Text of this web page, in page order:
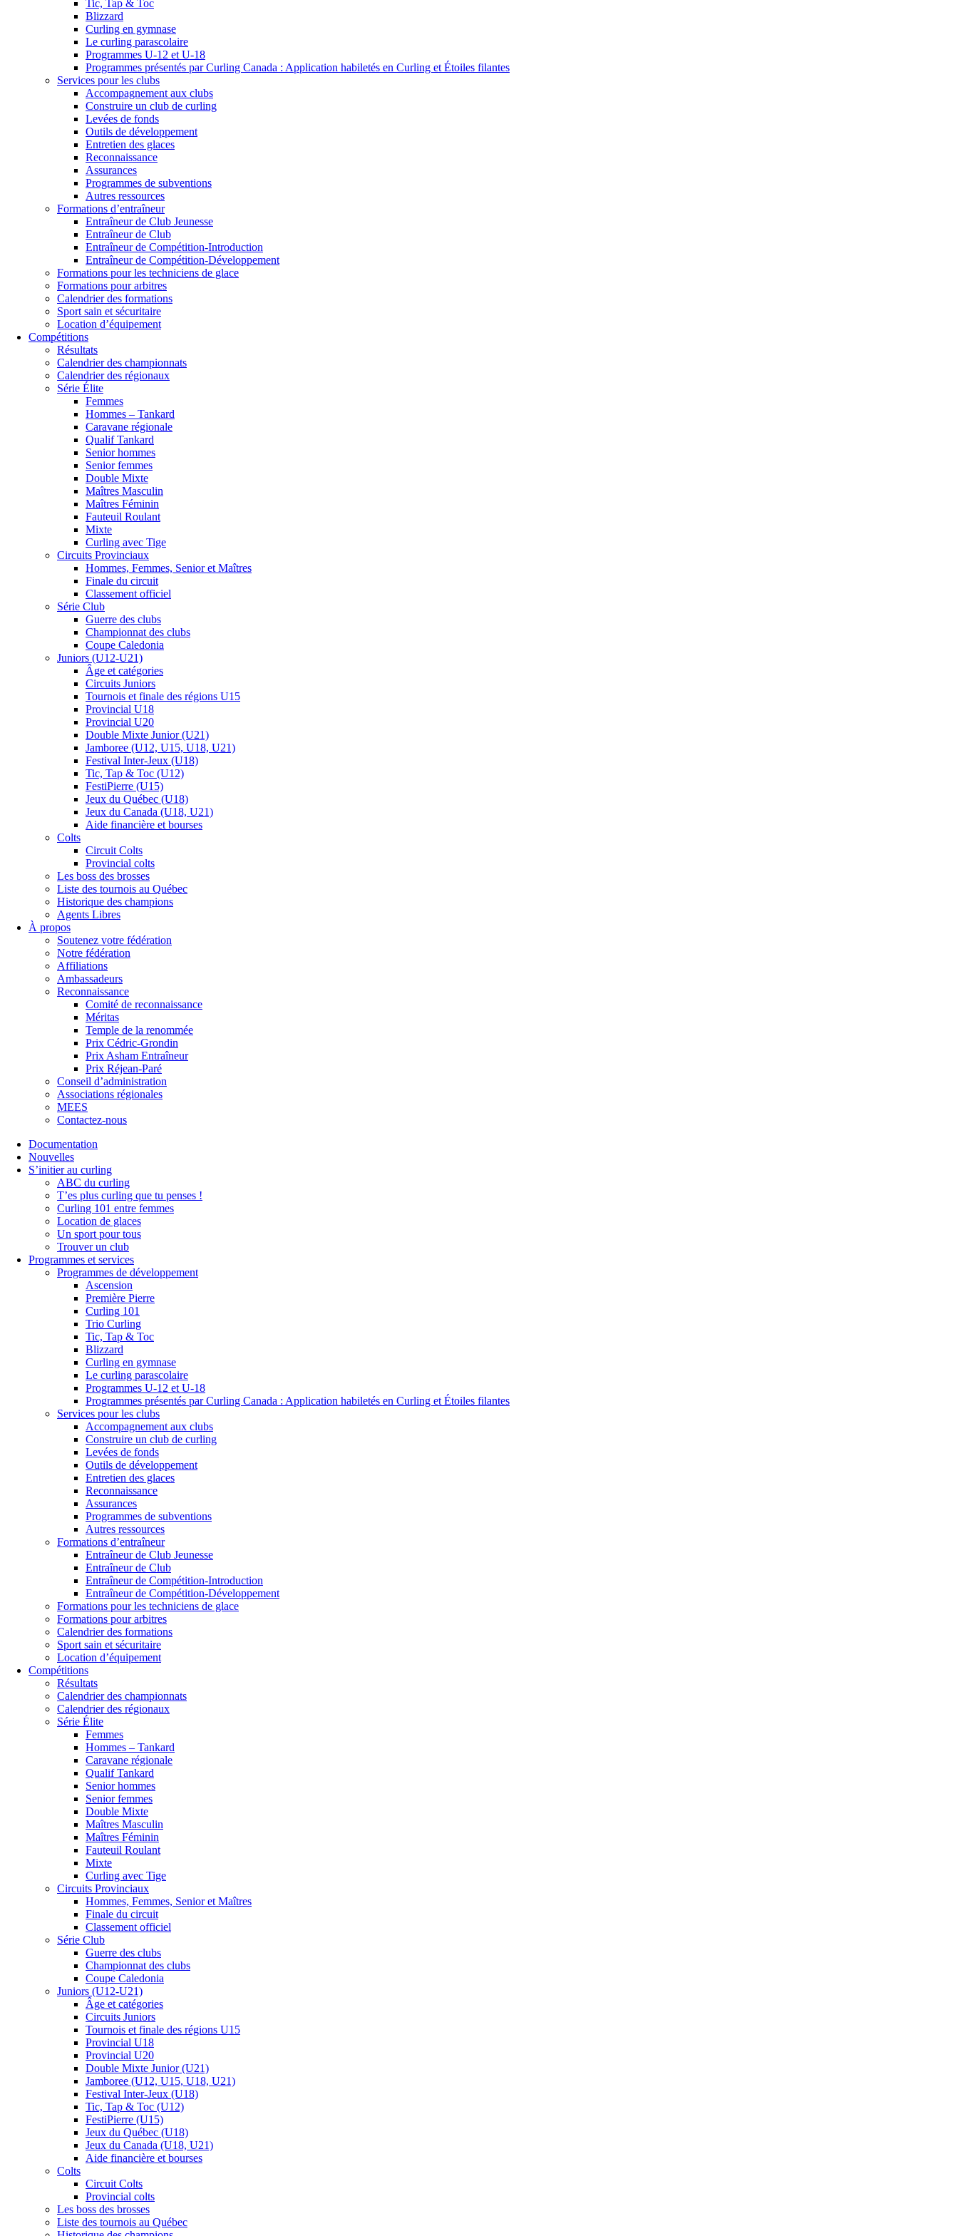
Tic, Tap & Toc
Blizzard
Curling en gymnase
Le curling parascolaire
Programmes U-12 et U-18
Programmes présentés par Curling Canada : Application habiletés en Curling et Étoiles filantes
Services pour les clubs
Accompagnement aux clubs
Construire un club de curling
Levées de fonds
Outils de développement
Entretien des glaces
Reconnaissance
Assurances
Programmes de subventions
Autres ressources
Formations d’entraîneur
Entraîneur de Club Jeunesse
Entraîneur de Club
Entraîneur de Compétition-Introduction
Entraîneur de Compétition-Développement
Formations pour les techniciens de glace
Formations pour arbitres
Calendrier des formations
Sport sain et sécuritaire
Location d’équipement
Compétitions
Résultats
Calendrier des championnats
Calendrier des régionaux
Série Élite
Femmes
Hommes – Tankard
Caravane régionale
Qualif Tankard
Senior hommes
Senior femmes
Double Mixte
Maîtres Masculin
Maîtres Féminin
Fauteuil Roulant
Mixte
Curling avec Tige
Circuits Provinciaux
Hommes, Femmes, Senior et Maîtres
Finale du circuit
Classement officiel
Série Club
Guerre des clubs
Championnat des clubs
Coupe Caledonia
Juniors (U12-U21)
Âge et catégories
Circuits Juniors
Tournois et finale des régions U15
Provincial U18
Provincial U20
Double Mixte Junior (U21)
Jamboree (U12, U15, U18, U21)
Festival Inter-Jeux (U18)
Tic, Tap & Toc (U12)
FestiPierre (U15)
Jeux du Québec (U18)
Jeux du Canada (U18, U21)
Aide financière et bourses
Colts
Circuit Colts
Provincial colts
Les boss des brosses
Liste des tournois au Québec
Historique des champions
Agents Libres
À propos
Soutenez votre fédération
Notre fédération
Affiliations
Ambassadeurs
Reconnaissance
Comité de reconnaissance
Méritas
Temple de la renommée
Prix Cédric-Grondin
Prix Asham Entraîneur
Prix Réjean-Paré
Conseil d’administration
Associations régionales
MEES
Contactez-nous
Documentation
Nouvelles
S’initier au curling
ABC du curling
T’es plus curling que tu penses !
Curling 101 entre femmes
Location de glaces
Un sport pour tous
Trouver un club
Programmes et services
Programmes de développement
Ascension
Première Pierre
Curling 101
Trio Curling
Tic, Tap & Toc
Blizzard
Curling en gymnase
Le curling parascolaire
Programmes U-12 et U-18
Programmes présentés par Curling Canada : Application habiletés en Curling et Étoiles filantes
Services pour les clubs
Accompagnement aux clubs
Construire un club de curling
Levées de fonds
Outils de développement
Entretien des glaces
Reconnaissance
Assurances
Programmes de subventions
Autres ressources
Formations d’entraîneur
Entraîneur de Club Jeunesse
Entraîneur de Club
Entraîneur de Compétition-Introduction
Entraîneur de Compétition-Développement
Formations pour les techniciens de glace
Formations pour arbitres
Calendrier des formations
Sport sain et sécuritaire
Location d’équipement
Compétitions
Résultats
Calendrier des championnats
Calendrier des régionaux
Série Élite
Femmes
Hommes – Tankard
Caravane régionale
Qualif Tankard
Senior hommes
Senior femmes
Double Mixte
Maîtres Masculin
Maîtres Féminin
Fauteuil Roulant
Mixte
Curling avec Tige
Circuits Provinciaux
Hommes, Femmes, Senior et Maîtres
Finale du circuit
Classement officiel
Série Club
Guerre des clubs
Championnat des clubs
Coupe Caledonia
Juniors (U12-U21)
Âge et catégories
Circuits Juniors
Tournois et finale des régions U15
Provincial U18
Provincial U20
Double Mixte Junior (U21)
Jamboree (U12, U15, U18, U21)
Festival Inter-Jeux (U18)
Tic, Tap & Toc (U12)
FestiPierre (U15)
Jeux du Québec (U18)
Jeux du Canada (U18, U21)
Aide financière et bourses
Colts
Circuit Colts
Provincial colts
Les boss des brosses
Liste des tournois au Québec